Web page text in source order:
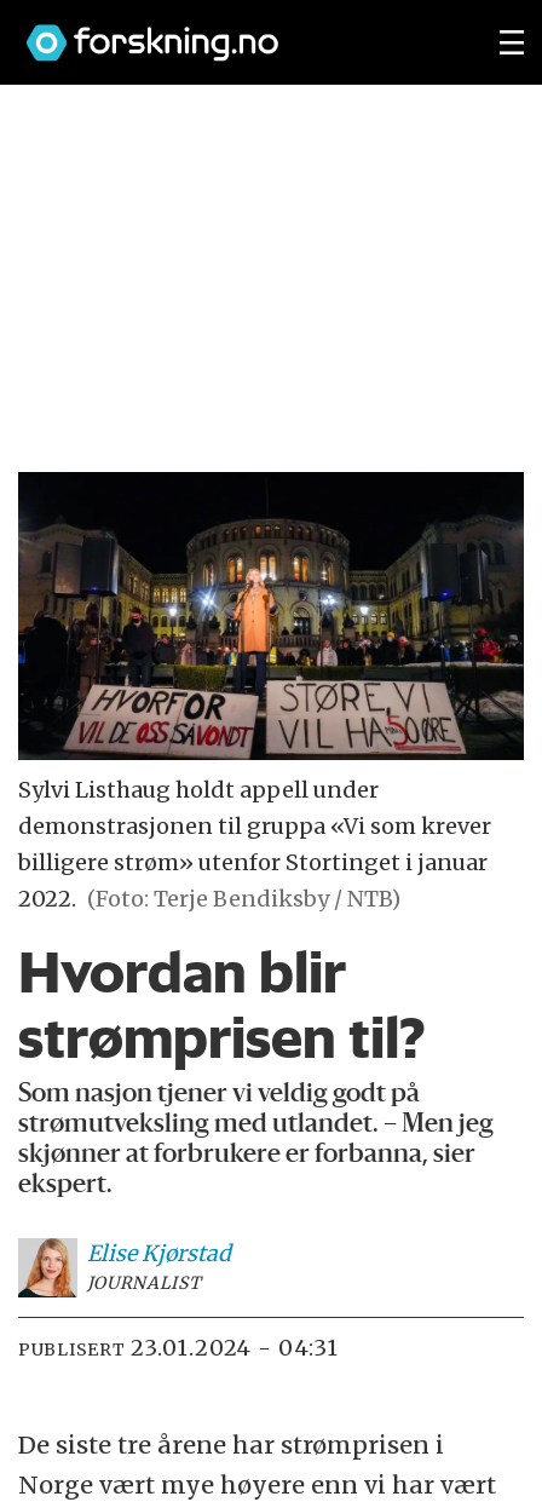
Sylvi Listhaug holdt appell under
demonstrasjonen til gruppa «Vi som krever
billigere strøm» utenfor Stortinget i januar
2022. (Foto: Terje Bendiksby / NTB)
Hvordan blir
strømprisen til?
Som nasjon tjener vi veldig godt på
strømutveksling med utlandet. – Men jeg
skjønner at forbrukere er forbanna, sier
ekspert.
EliseKjørstad
JOURNALIST
PUBLISERT 23.01.2024 - 04:31
De siste tre årene har strømprisen i
Norge vært mye høyere enn vi har vært